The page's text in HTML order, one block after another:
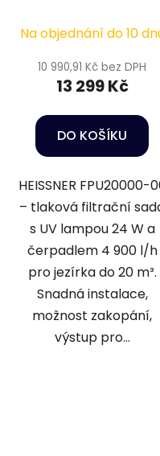
Na objednání do 10
10 990,91 Kč bez DPH
13 299 Kč
DO KOŠÍKU
HEISSNER FPU20000-
– tlaková filtrační
s UV lampou 24 W a
čerpadlem 4 900 l/h
pro jezírka do 20 m³.
Snadná instalace,
možnost zakopání,
výstup pro...